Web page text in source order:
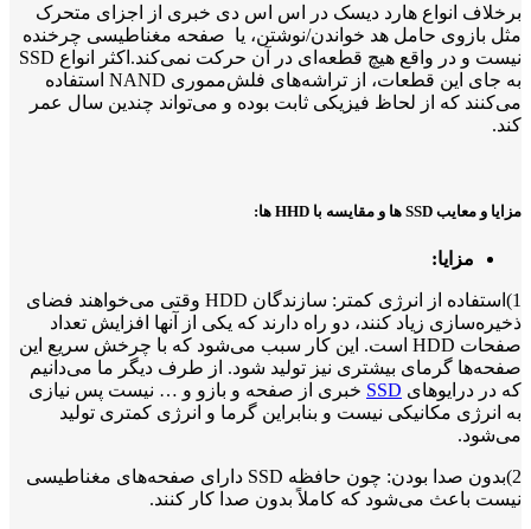
برخلاف انواع هارد دیسک در اس اس دی خبری از اجزای متحرک
مثل بازوی حامل هد خواندن/نوشتن، یا صفحه مغناطیسی چرخنده
نیست و در واقع هیچ قطعه‌ای در آن حرکت نمی‌کند.اکثر انواع SSD
به جای این قطعات، از تراشه‌های فلش‌مموری NAND استفاده
می‌کنند که از لحاظ فیزیکی ثابت بوده و می‌تواند چندین سال عمر
کند.
مزایا و معایب SSD ها و مقایسه با HHD ها:
مزایا:
1)استفاده از انرژی کمتر: سازندگان HDD وقتی می‌خواهند فضای
ذخیره‌سازی زیاد کنند، دو راه دارند که یکی از آنها افزایش تعداد
صفحات HDD است. این کار سبب می‌شود که با چرخش سریع این
صفحه‌ها گرمای بیشتری نیز تولید شود. از طرف دیگر ما می‌دانیم
که در درایو‌های SSD خبری از صفحه و بازو و … نیست پس نیازی
به انرژی مکانیکی نیست و بنابراین گرما و انرژی کمتری تولید
می‌شود.
2)بدون صدا بودن: چون حافظه SSD دارای صفحه‌های مغناطیسی
نیست باعث می‌شود که کاملاً بدون صدا کار کنند.